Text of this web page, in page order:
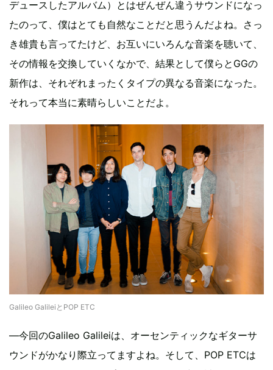
デュースしたアルバム）とはぜんぜん違うサウンドになっ
たのって、僕はとても自然なことだと思うんだよね。さっ
き雄貴も言ってたけど、お互いにいろんな音楽を聴いて、
その情報を交換していくなかで、結果として僕らとGGの
新作は、それぞれまったくタイプの異なる音楽になった。
それって本当に素晴らしいことだよ。
Galileo GalileiとPOP ETC
―今回のGalileo Galileiは、オーセンティックなギターサ
ウンドがかなり際立ってますよね。そして、POP ETCは